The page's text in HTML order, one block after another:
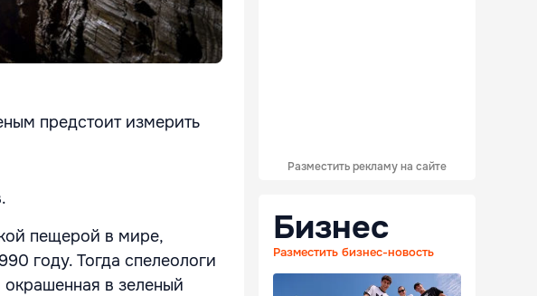
предстоит измерить
пещерой в мире,
году. Тогда спелеологи
в зеленый
Разместить рекламу на сайте
Бизнес
Разместить бизнес-новость